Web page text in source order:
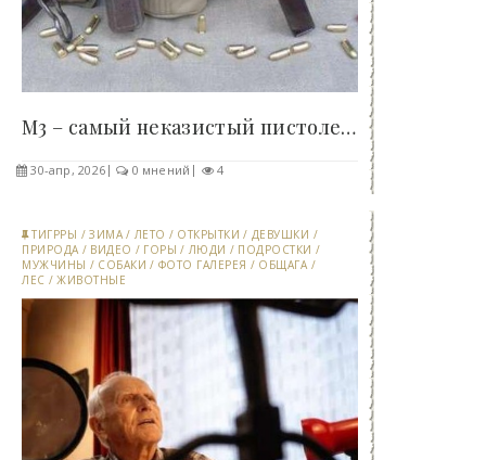
М3 – самый неказистый пистолет-пулемёт США, что..
30-апр, 2026 0 мнений 4
ТИГРРЫ /ЗИМА / ЛЕТО / ОТКРЫТКИ / ДЕВУШКИ /
ПРИРОДА / ВИДЕО / ГОРЫ / ЛЮДИ / ПОДРОСТКИ /
МУЖЧИНЫ / СОБАКИ / ФОТО ГАЛЕРЕЯ / ОБЩАГА /
ЛЕС /ЖИВОТНЫЕ